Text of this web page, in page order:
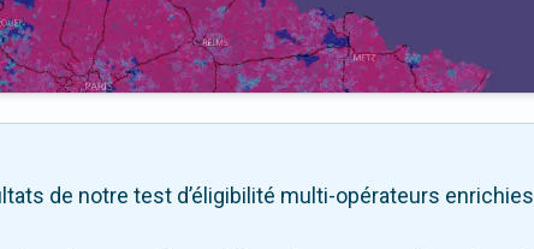
de notre test d’éligibilité multi-opérateurs enrichies